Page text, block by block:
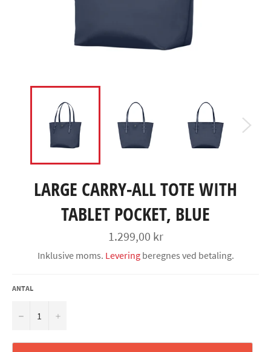
LARGE CARRY-ALL TOTE WITH
TABLET POCKET, BLUE
Normalpris
1.299,00 kr
Inklusive moms. Leveringberegnes ved betaling.
ANTAL
− +